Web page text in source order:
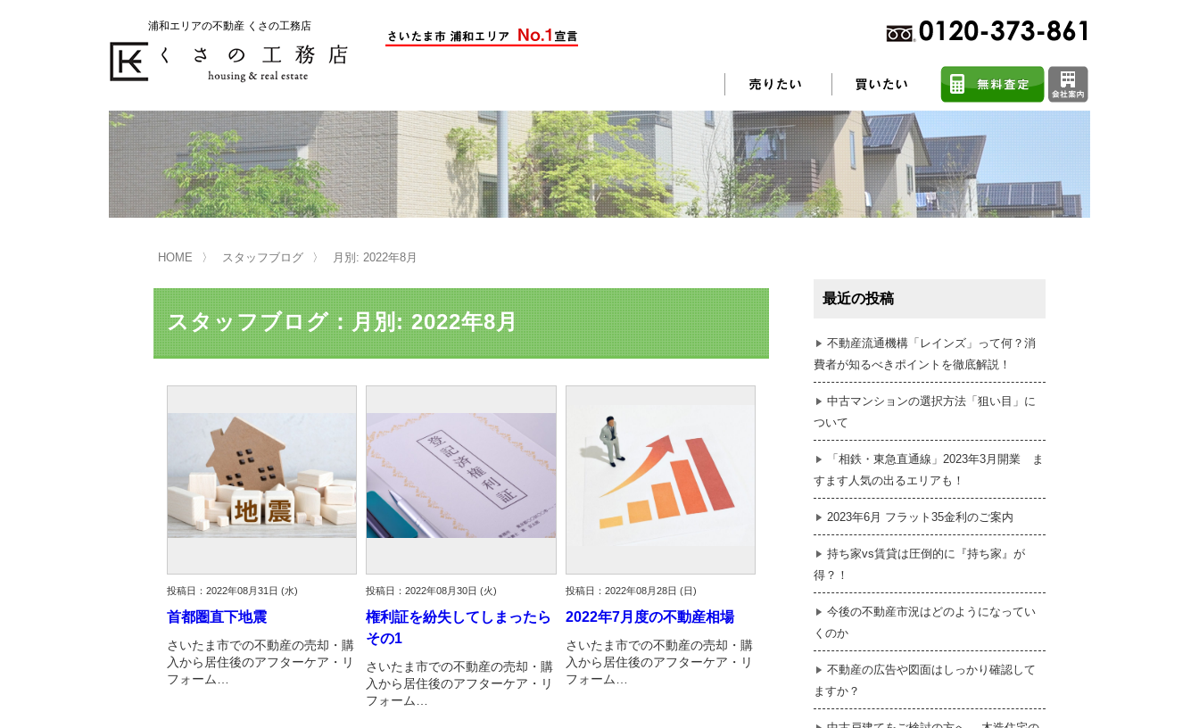
浦和エリアの不動産 くさの工務店
不動産の売却をお考えのお客様
くさの工務店が選ばれる理由 売却活動 売却されたお客様の声 不動産売却に関するよくある質問
買い替えサポート はじめての売却 不動産売却成功のコツ 任意売却
不動産の相続 売却前の修繕・リフォーム
売却の流れ（手順）
不動産売却の詳しい流れ 仲介による不動産売却 買取による不動産売却 売買契約のご締結
不動産の引き渡し 不動産の残代金の受領について
不動産の購入をお考えのお客様
くさの工務店が選ばれる理由 購入されたお客様の声 不動産購入に関するよくある質問
住宅ローン控除・消費税について
リニュアル仲介とは
資産価値の減りにくい住宅購入 中古だから安心して購入できる仕組み リニュアル仲介で実現する豊かな暮らし はじめての物件探し
HOME スタッフブログ 月別: 2022年8月
スタッフブログ：月別: 2022年8月
投稿日：2022年08月31日 (水)
首都圏直下地震
さいたま市での不動産の売却・購
入から居住後のアフターケア・リ
フォーム…
投稿日：2022年08月30日 (火)
権利証を紛失してしまったら
その1
さいたま市での不動産の売却・購
入から居住後のアフターケア・リ
フォーム…
投稿日：2022年08月28日 (日)
2022年7月度の不動産相場
さいたま市での不動産の売却・購
入から居住後のアフターケア・リ
フォーム…
最近の投稿
不動産流通機構「レインズ」って何？消
費者が知るべきポイントを徹底解説！
中古マンションの選択方法「狙い目」に
ついて
「相鉄・東急直通線」2023年3月開業 ま
すます人気の出るエリアも！
2023年6月 フラット35金利のご案内
持ち家vs賃貸は圧倒的に『持ち家』が
得？！
今後の不動産市況はどのようになってい
くのか
不動産の広告や図面はしっかり確認して
ますか？